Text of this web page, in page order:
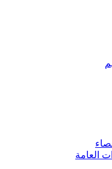
العامة